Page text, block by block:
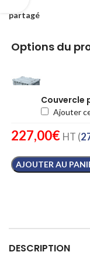
partagé
Options du
Couvercle
Ajouter
227,00€ HT (
AJOUTER AU
DESCRIPTION